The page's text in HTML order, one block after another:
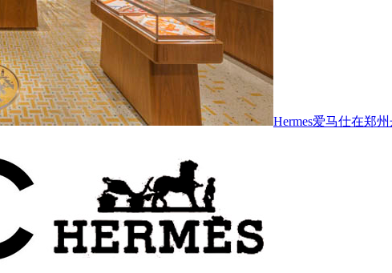
Hermes爱马仕在郑